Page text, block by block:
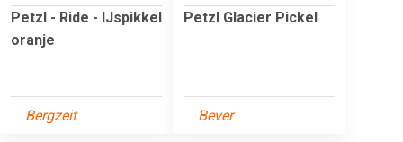
Petzl - Ride - IJspikkel
oranje
Bergzeit
Petzl Glacier Pickel
Bever